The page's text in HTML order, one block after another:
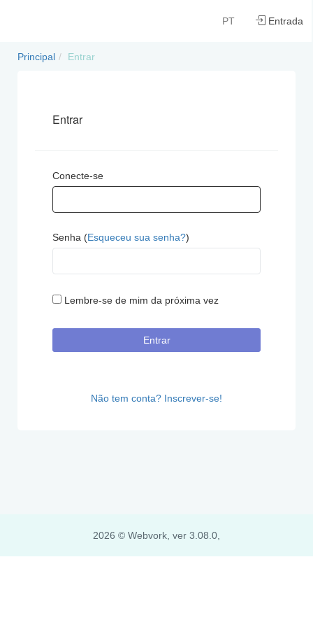
Entrada
PT
Principal Entrar
Entrar
Conecte-se
Senha (Esqueceu sua senha?)
Lembre-se de mim da próxima vez
Entrar
Não tem conta? Inscrever-se!
2026 © Webvork, ver 3.08.0,